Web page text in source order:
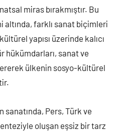
miras bırakmıştır. Bu
farklı sanat biçimleri
yapısı üzerinde kalıcı
hükümdarları, sanat ve
ülkenin sosyo-kültürel
sanatında, Pers, Türk ve
oluşan eşsiz bir tarz